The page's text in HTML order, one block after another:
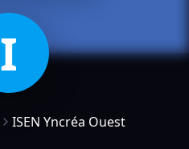
I
ISEN Yncréa Ouest